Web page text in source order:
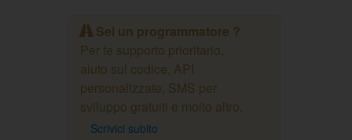
Sei un programmatore ?
Per te supporto prioritario,
aiuto sul codice, API
personalizzate, SMS per
sviluppo gratuiti e molto altro.
Scrivici subito